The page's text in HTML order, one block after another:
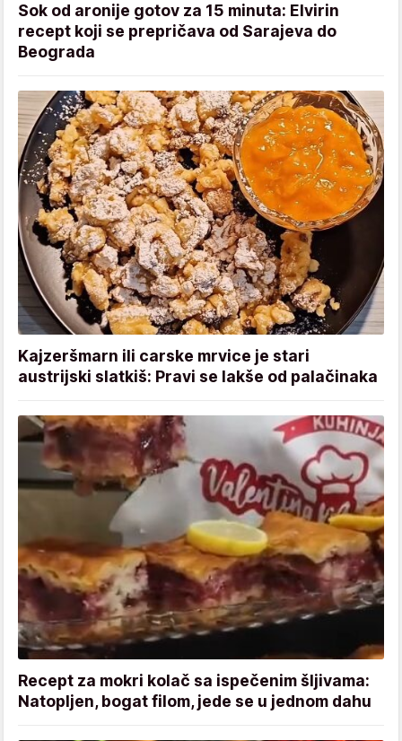
Sok od aronije gotov za 15 minuta: Elvirin
recept koji se prepričava od Sarajeva do
Beograda
Kajzeršmarn ili carske mrvice je stari
austrijski slatkiš: Pravi se lakše od palačinaka
Recept za mokri kolač sa ispečenim šljivama:
Natopljen, bogat filom, jede se u jednom dahu